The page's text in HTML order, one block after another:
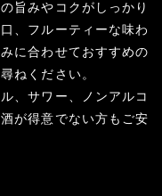
旨みやコクがしっかり
、フルーティーな味わ
に合わせておすすめの
ねください。
、サワー、ノンアルコ
が得意でない方もご安